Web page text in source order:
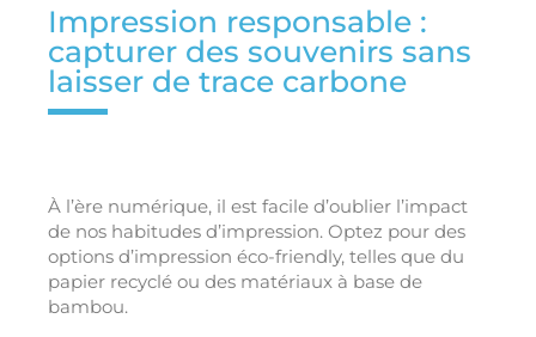
Impression responsable :
capturer des souvenirs sans
laisser de trace carbone
À l’ère numérique, il est facile d’oublier l’impact
de nos habitudes d’impression. Optez pour des
options d’impression éco-friendly, telles que du
papier recyclé ou des matériaux à base de
bambou.